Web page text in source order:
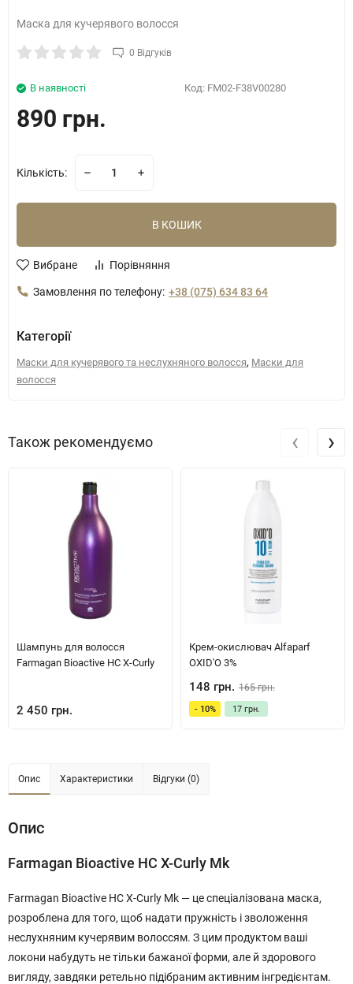
Маска для кучерявого волосся
0 Відгуків
Код: FM02-F38V00280
В наявності
890 грн.
Кількість:
В КОШИК
Вибране Порівняння
Замовлення по телефону: +38 (075) 634 83 64
Категорії
Маски для кучерявого та неслухняного волосся, Маски для
волосся
Також рекомендуємо
Шампунь для волосся
Farmagan Bioactive HC X-Curly
2 450 грн.
Крем-окислювач Alfaparf
OXID'O 3%
148 грн. 165 грн.
- 10% 17 грн.
‹ ›
Опис Характеристики Відгуки (0)
Опис
Farmagan Bioactive HC X-Curly Mk
Farmagan Bioactive HC X-Curly Mk — це спеціалізована маска,
розроблена для того, щоб надати пружність і зволоження
неслухняним кучерявим волоссям. З цим продуктом ваші
локони набудуть не тільки бажаної форми, але й здорового
вигляду, завдяки ретельно підібраним активним інгредієнтам.